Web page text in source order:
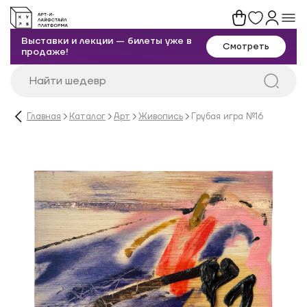
Выставки и лекции — билеты уже в
продаже!
Смотреть
Главная Каталог Арт Живопись Грубая игра №16